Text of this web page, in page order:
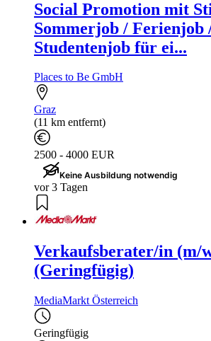
Social Promotion mit
Sommerjob / Ferienjob
Studentenjob für ei...
Places to Be GmbH
Graz
(11 km entfernt)
2500 - 4000 EUR
Keine Ausbildung notwendig
vor 3 Tagen
Verkaufsberater/in (m/
(Geringfügig)
MediaMarkt Österreich
Geringfügig